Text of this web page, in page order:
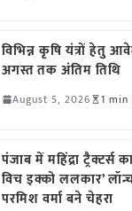
विभिन्न कृषि यंत्रों हेतु
अगस्त तक अंतिम तिथि
August 5, 2026 1 min
पंजाब में महिंद्रा ट्रैक्टर्स
विच इक्को ललकार’
परमिश वर्मा बने चेहरा